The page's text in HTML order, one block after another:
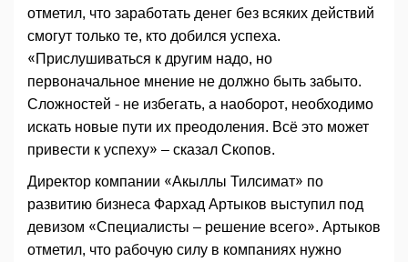
отметил, что заработать денег без всяких действий
смогут только те, кто добился успеха.
«Прислушиваться к другим надо, но
первоначальное мнение не должно быть забыто.
Сложностей - не избегать, а наоборот, необходимо
искать новые пути их преодоления. Всё это может
привести к успеху» – сказал Скопов.
Директор компании «Акыллы Тилсимат» по
развитию бизнеса Фархад Артыков выступил под
девизом «Специалисты – решение всего». Артыков
отметил, что рабочую силу в компаниях нужно